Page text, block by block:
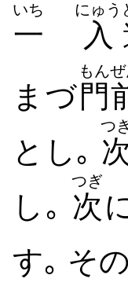
一
いち
入
にゅう
まづ門
もん
とし｡ 次
つ
し｡ 次
つぎ
す｡ その